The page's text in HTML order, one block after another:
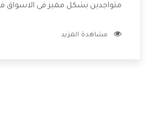
متواجدين بشكل مميز فى الاسواق
الشركة بها والتى تكون منها خدمة
مشاهدة المزيد